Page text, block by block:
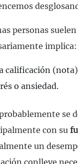
personas
implica:
calificación
o ansiedad.
se
con su
un
conlleve